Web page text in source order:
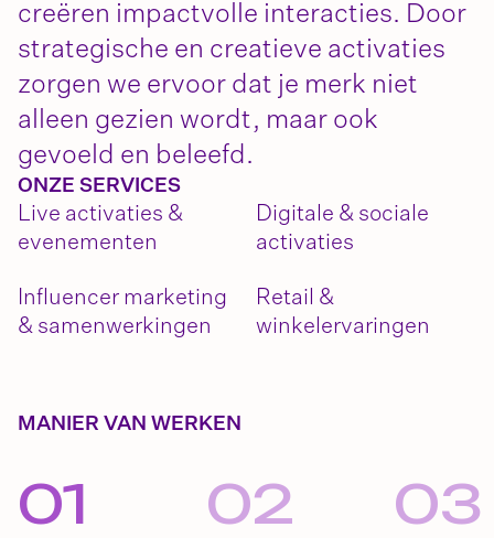
ONZE SERVICES
Live activaties &
evenementen
Digitale & sociale
activaties
Influencer marketing
& samenwerkingen
Retail &
winkelervaringen
creëren impactvolle interacties. Door
strategische en creatieve activaties
zorgen we ervoor dat je merk niet
alleen gezien wordt, maar ook
gevoeld en beleefd.
MANIER VAN WERKEN
01 02 03